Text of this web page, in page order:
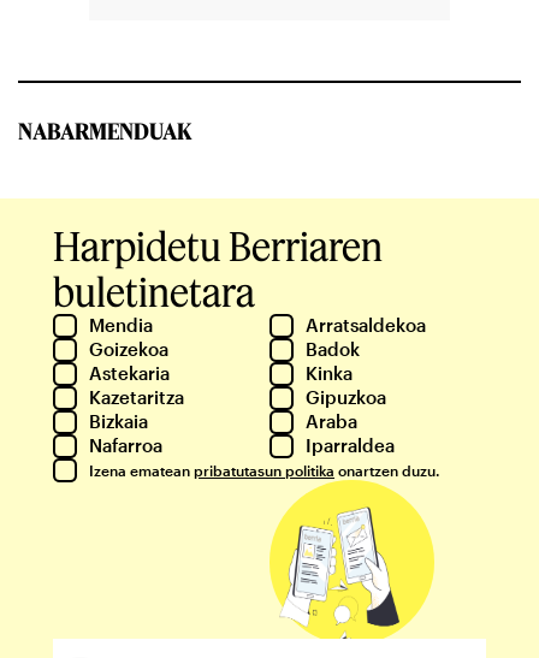
NABARMENDUAK
Harpidetu Berriaren
buletinetara
Mendia
Arratsaldekoa
Goizekoa
Badok
Astekaria
Kinka
Kazetaritza
Gipuzkoa
Bizkaia
Araba
Nafarroa
Iparraldea
Izena ematean pribatutasun politika onartzen duzu.